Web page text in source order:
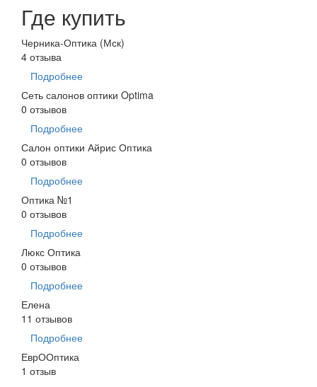
Где купить
Черника-Оптика (Мск)
4 отзыва
Подробнее
Сеть салонов оптики Optima
0 отзывов
Подробнее
Салон оптики Айрис Оптика
0 отзывов
Подробнее
Оптика №1
0 отзывов
Подробнее
Люкс Оптика
0 отзывов
Подробнее
Елена
11 отзывов
Подробнее
ЕврООптика
1 отзыв